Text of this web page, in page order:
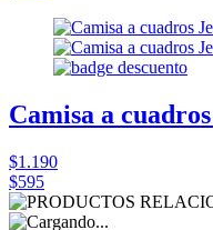
Camisa a
$1.190
$595